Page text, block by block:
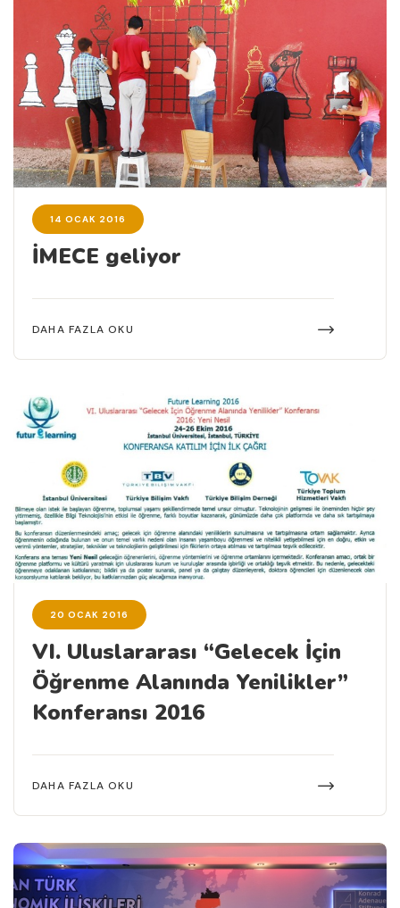
14 OCAK 2016
İMECE geliyor
DAHA FAZLA OKU
20 OCAK 2016
VI. Uluslararası “Gelecek İçin
Öğrenme Alanında Yenilikler”
Konferansı 2016
DAHA FAZLA OKU